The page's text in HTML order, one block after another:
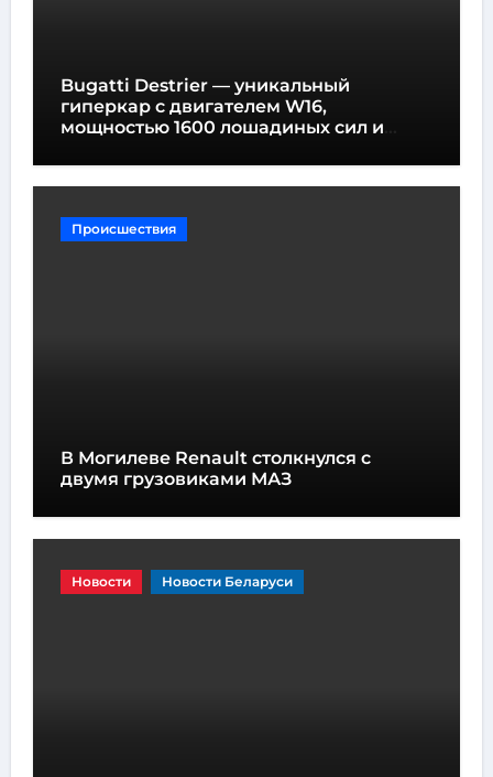
Bugatti Destrier — уникальный
гиперкар с двигателем W16,
мощностью 1600 лошадиных сил и
Происшествия
В Могилеве Renault столкнулся с
двумя грузовиками МАЗ
Новости Новости Беларуси